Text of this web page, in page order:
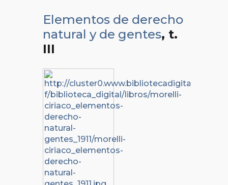
Elementos de derecho
natural y de gentes, t.
III